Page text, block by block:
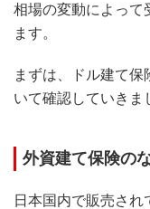
相場の変動によって
ます。
まずは、ドル建て
いて確認していきま
外資建て保険の
日本国内で販売さ